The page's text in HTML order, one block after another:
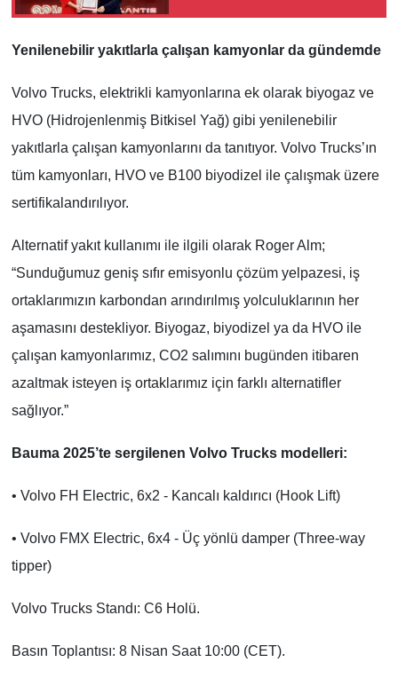
Yenilenebilir yakıtlarla çalışan kamyonlar da gündemde
Volvo Trucks, elektrikli kamyonlarına ek olarak biyogaz ve
HVO (Hidrojenlenmiş Bitkisel Yağ) gibi yenilenebilir
yakıtlarla çalışan kamyonlarını da tanıtıyor. Volvo Trucks’ın
tüm kamyonları, HVO ve B100 biyodizel ile çalışmak üzere
sertifikalandırılıyor.
Alternatif yakıt kullanımı ile ilgili olarak Roger Alm;
“Sunduğumuz geniş sıfır emisyonlu çözüm yelpazesi, iş
ortaklarımızın karbondan arındırılmış yolculuklarının her
aşamasını destekliyor. Biyogaz, biyodizel ya da HVO ile
çalışan kamyonlarımız, CO2 salımını bugünden itibaren
azaltmak isteyen iş ortaklarımız için farklı alternatifler
sağlıyor.”
Bauma 2025’te sergilenen Volvo Trucks modelleri:
• Volvo FH Electric, 6x2 - Kancalı kaldırıcı (Hook Lift)
• Volvo FMX Electric, 6x4 - Üç yönlü damper (Three-way
tipper)
Volvo Trucks Standı: C6 Holü.
Basın Toplantısı: 8 Nisan Saat 10:00 (CET).